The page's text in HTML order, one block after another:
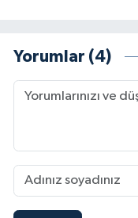
Yorumlar (4)